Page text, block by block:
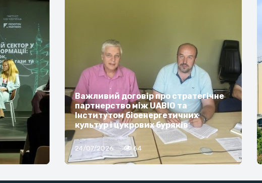
Важливий договір про стратегічне
партнерство між UABIO та
Інститутом біоенергетичних
культур і цукрових буряків
24/07/2026 64